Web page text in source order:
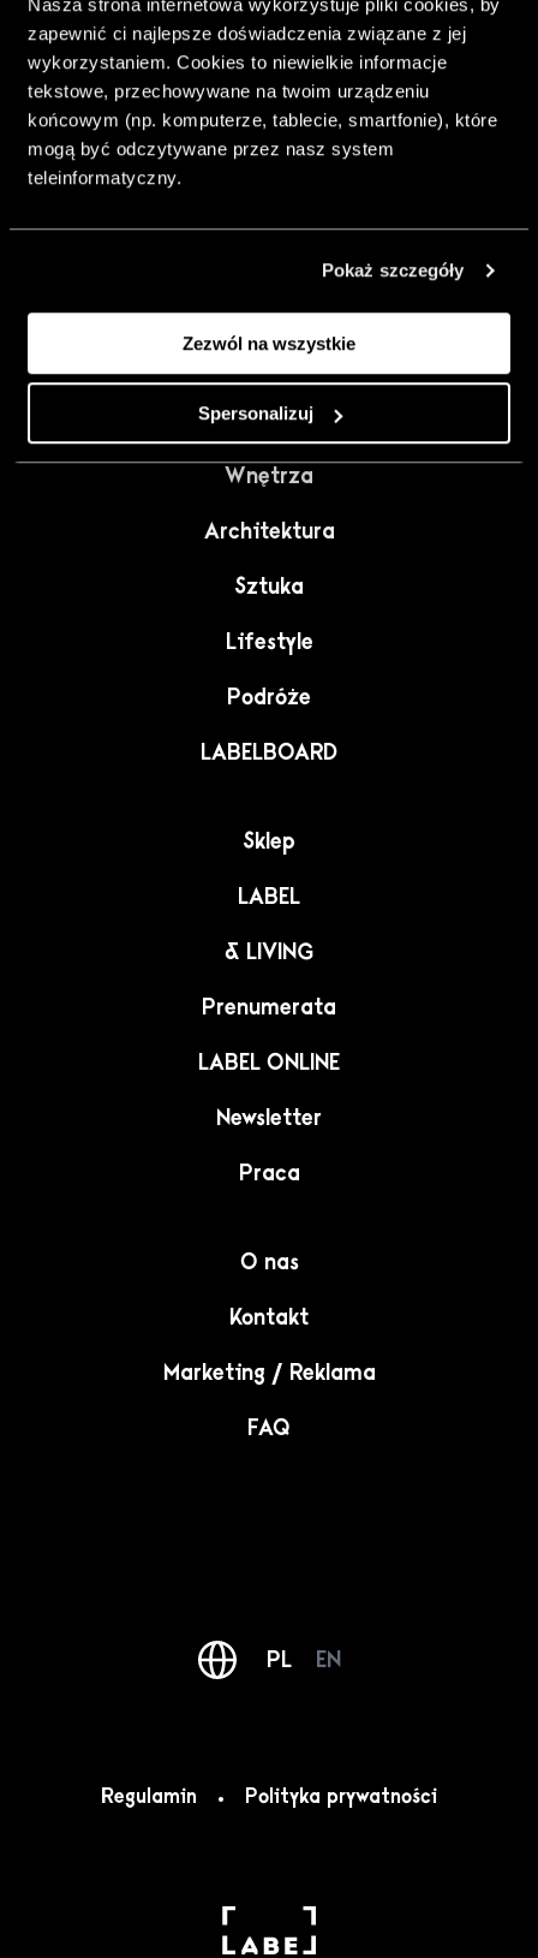
zapewnić ci najlepsze doświadczenia związane z jej
wykorzystaniem. Cookies to niewielkie informacje
tekstowe, przechowywane na twoim urządzeniu
końcowym (np. komputerze, tablecie, smartfonie), które
mogą być odczytywane przez nasz system
teleinformatyczny.
Pokaż szczegóły
Zezwól na wszystkie
Spersonalizuj
„Dom bardziej
Twój. Odważ się
urządzić go
inaczej. Kolor,
sztuka i
rzemiosło jako
do wnętrz
Design
Wnętrza
Architektura
Sztuka
Lifestyle
Podróże
LABELBOARD
Sklep
LABEL
& LIVING
Prenumerata
LABEL ONLINE
Newsletter
Praca
O nas
Kontakt
Marketing / Reklama
FAQ
PL EN
Regulamin Polityka prywatności